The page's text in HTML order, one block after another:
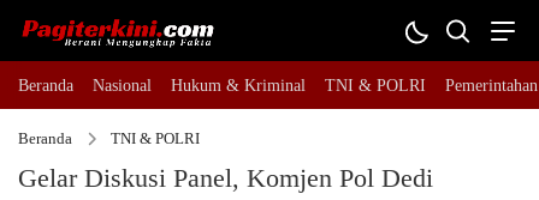
Beranda Nasional Hukum & Kriminal TNI & POLRI Pemerintahan
Beranda TNI & POLRI
Gelar Diskusi Panel, Komjen Pol Dedi